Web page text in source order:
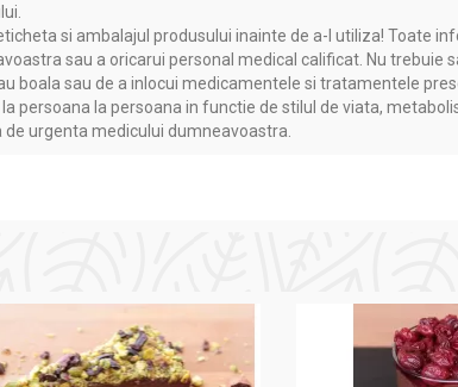
si ambalajul produsului inainte de a-l utiliza! Toate
sau a oricarui personal medical calificat. Nu trebuie
boala sau de a inlocui medicamentele si tratamentele
persoana la persoana in functie de stilul de viata,
urgenta medicului dumneavoastra.